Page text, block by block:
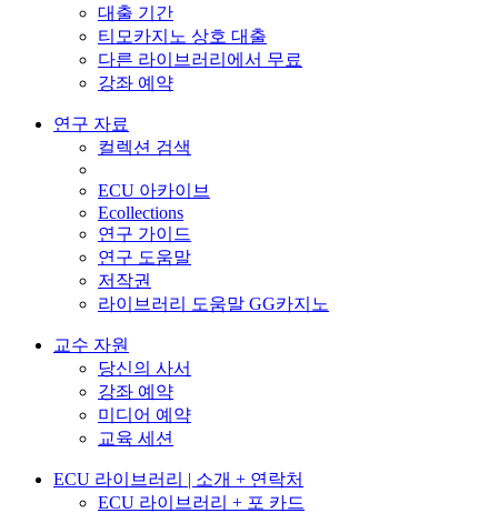
대출 기간
티모카지노 상호 대출
다른 라이브러리에서 무료
강좌 예약
연구 자료
컬렉션 검색
ECU 아카이브
Ecollections
연구 가이드
연구 도움말
저작권
라이브러리 도움말 GG카지노
교수 자원
당신의 사서
강좌 예약
미디어 예약
교육 세션
ECU 라이브러리 | 소개 + 연락처
ECU 라이브러리 + 포 카드